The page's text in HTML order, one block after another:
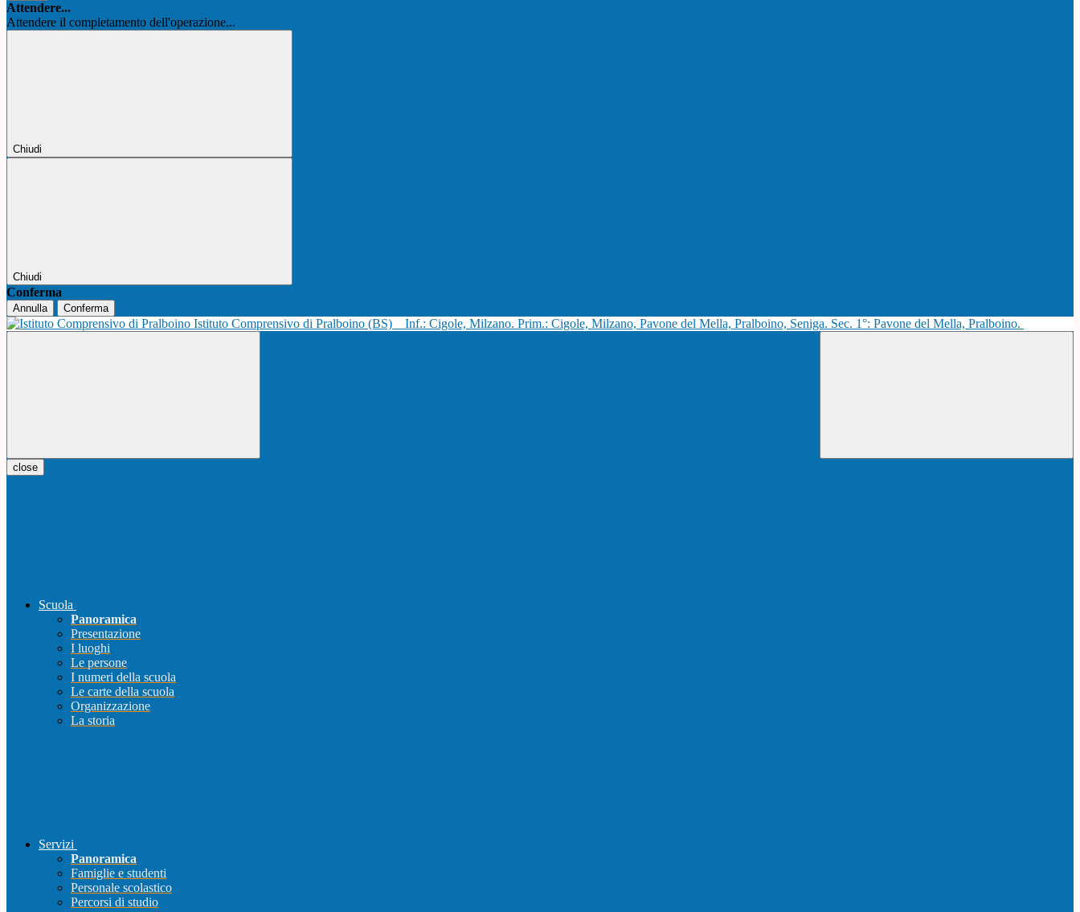
Attendere...
Attendere il completamento dell'operazione...
Chiudi
Chiudi
Conferma
Annulla Conferma
Istituto Comprensivo di Pralboino (BS) Inf.: Cigole, Milzano. Prim.: Cigole, Milzano, Pavone del Mella, Pralboino, Seniga. Sec. 1°: Pavone del Mella, Pralboino.
close
Scuola
Panoramica
Presentazione
I luoghi
Le persone
I numeri della scuola
Le carte della scuola
Organizzazione
La storia
Servizi
Panoramica
Famiglie e studenti
Personale scolastico
Percorsi di studio